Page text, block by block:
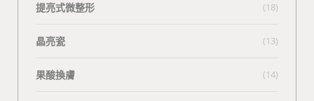
提亮式微整形 (18)
晶亮瓷 (13)
果酸換膚 (14)